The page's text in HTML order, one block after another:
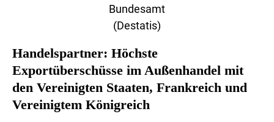
Bundesamt
(Destatis)
Handelspartner: Höchste
Exportüberschüsse im Außenhandel mit
den Vereinigten Staaten, Frankreich und
Vereinigtem Königreich